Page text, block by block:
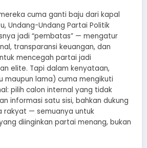
cuma ganti baju dari kapal
Undang-Undang Partai Politik
jadi “pembatas” — mengatur
transparansi keuangan, dan
mencegah partai jadi
elite. Tapi dalam kenyataan,
maupun lama) cuma mengikuti
pilih calon internal yang tidak
informasi satu sisi, bahkan dukung
rakyat — semuanya untuk
diinginkan partai menang, bukan